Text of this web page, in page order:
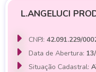
L.ANGELUCI
CNPJ:42.091.229/
Data de Abertura:
Situação Cadastral: